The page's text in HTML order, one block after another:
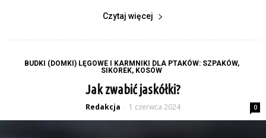
Czytaj więcej
BUDKI (DOMKI) LĘGOWE I KARMNIKI DLA PTAKÓW: SZPAKÓW,
SIKOREK, KOSÓW
Jak zwabić jaskółki?
Redakcja - 1 czerwca 2024 0